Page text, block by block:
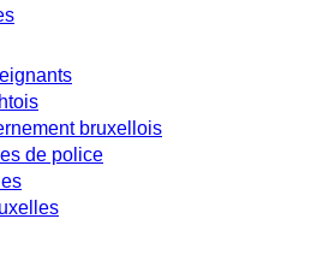
bruxellois
de police